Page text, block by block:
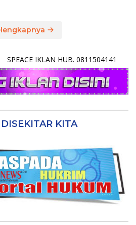
IKLAN HUB. 0811504141
KITA